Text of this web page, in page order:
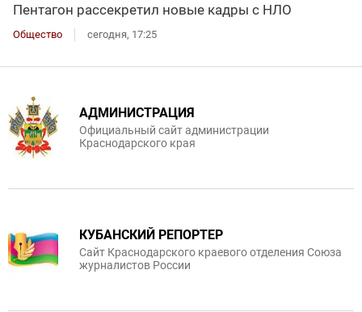
Пентагон рассекретил новые кадры с НЛО
Общество сегодня, 17:25
АДМИНИСТРАЦИЯ
Официальный сайт администрации
Краснодарского края
КУБАНСКИЙ РЕПОРТЕР
Сайт Краснодарского краевого отделения Союза
журналистов России